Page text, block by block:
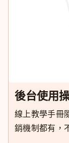
後台使用
線上教學手冊
銷機制都有，